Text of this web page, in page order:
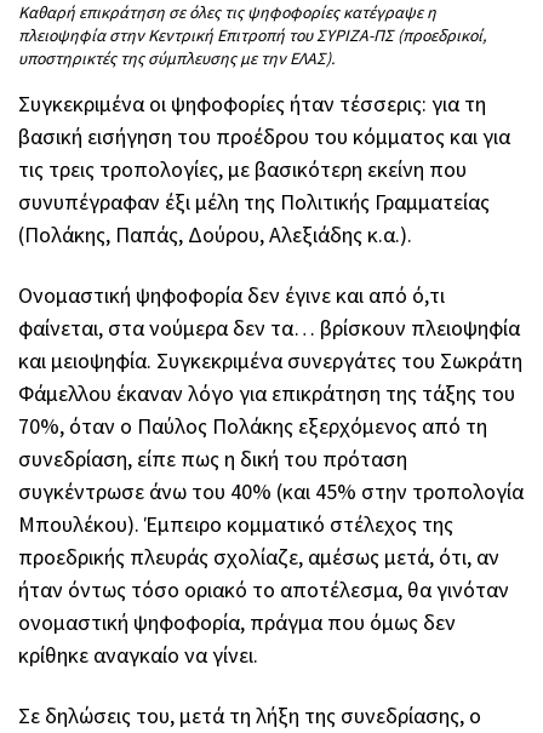
Kαθαρή επικράτηση σε όλες τις ψηφοφορίες κατέγραψε η
πλειοψηφία στην Κεντρική Επιτροπή του ΣΥΡΙΖΑ-ΠΣ (προεδρικοί,
υποστηρικτές της σύμπλευσης με την ΕΛΑΣ).
Συγκεκριμένα οι ψηφοφορίες ήταν τέσσερις: για τη
βασική εισήγηση του προέδρου του κόμματος και για
τις τρεις τροπολογίες, με βασικότερη εκείνη που
συνυπέγραφαν έξι μέλη της Πολιτικής Γραμματείας
(Πολάκης, Παπάς, Δούρου, Αλεξιάδης κ.α.).
Ονομαστική ψηφοφορία δεν έγινε και από ό,τι
φαίνεται, στα νούμερα δεν τα… βρίσκουν πλειοψηφία
και μειοψηφία. Συγκεκριμένα συνεργάτες του Σωκράτη
Φάμελλου έκαναν λόγο για επικράτηση της τάξης του
70%, όταν ο Παύλος Πολάκης εξερχόμενος από τη
συνεδρίαση, είπε πως η δική του πρόταση
συγκέντρωσε άνω του 40% (και 45% στην τροπολογία
Μπουλέκου). Έμπειρο κομματικό στέλεχος της
προεδρικής πλευράς σχολίαζε, αμέσως μετά, ότι, αν
ήταν όντως τόσο οριακό το αποτέλεσμα, θα γινόταν
ονομαστική ψηφοφορία, πράγμα που όμως δεν
κρίθηκε αναγκαίο να γίνει.
Σε δηλώσεις του, μετά τη λήξη της συνεδρίασης, ο